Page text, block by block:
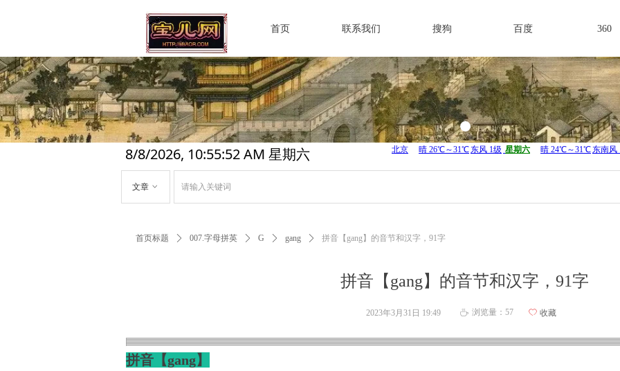
首页 联系我们 搜狗 百度 360
8/8/2026, 10:55:52 AM 星期六
文章 ꀁ
拼音【gang】
拼音【gang】的音节和汉字，91字
2023年3月31日 19:49 ꄘ 浏览量： 57 ꄀ 收藏
首页标题 ꄲ 007.字母拼英 ꄲ G ꄲ gang ꄲ 拼音【gang】的音节和汉字，91字